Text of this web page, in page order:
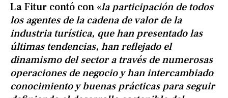
La Fitur contó con «la participación de todos
los agentes de la cadena de valor de la
industria turística, que han presentado las
últimas tendencias, han reflejado el
dinamismo del sector a través de numerosas
operaciones de negocio y han intercambiado
conocimiento y buenas prácticas para seguir